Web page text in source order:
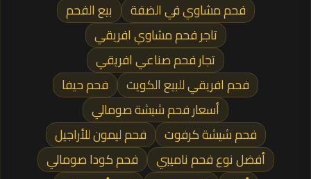
فحم مشاوي في الضفة
بيع الفحم
تاجر فحم مشاوي افريقي
تجار فحم صناعي افريقي
فحم افريقي للبيع الكويت
فحم حيفا
أسعار فحم شيشة صومالي
فحم شيشة كرفوت
فحم ليمون للأراجيل
أفضل نوع فحم ناميبي
فحم كودا صومالي